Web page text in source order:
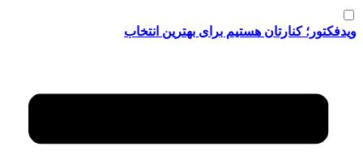
ویدفکتور؛ کنارتان هستیم برای بهترین انتخاب